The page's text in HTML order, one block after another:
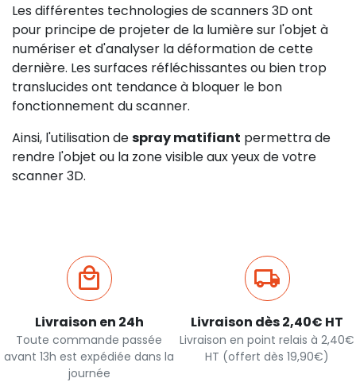
Les différentes technologies de scanners 3D ont
pour principe de projeter de la lumière sur l'objet à
numériser et d'analyser la déformation de cette
dernière. Les surfaces réfléchissantes ou bien trop
translucides ont tendance à bloquer le bon
fonctionnement du scanner.
Ainsi, l'utilisation despray matifiant permettra de
rendre l'objet ou la zone visible aux yeux de votre
scanner 3D.
Livraison en 24h
Toute commande passée
avant 13h est expédiée dans la
journée
Livraison dès 2,40€ HT
Livraison en point relais à 2,40€
HT (offert dès 19,90€)